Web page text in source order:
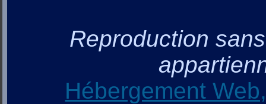
Reproduction
Hébergement